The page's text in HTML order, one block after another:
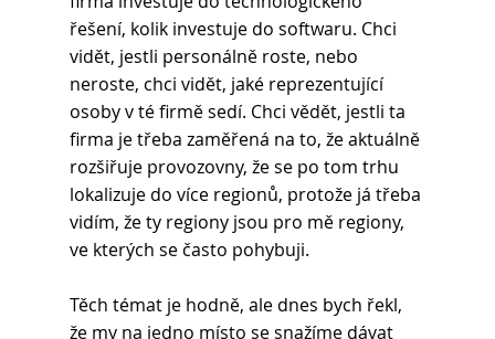
řešení, kolik investuje do softwaru. Chci
vidět, jestli personálně roste, nebo
neroste, chci vidět, jaké reprezentující
osoby v té firmě sedí. Chci vědět, jestli ta
firma je třeba zaměřená na to, že aktuálně
rozšiřuje provozovny, že se po tom trhu
lokalizuje do více regionů, protože já třeba
vidím, že ty regiony jsou pro mě regiony,
ve kterých se často pohybuji.
Těch témat je hodně, ale dnes bych řekl,
že my na jedno místo se snažíme dávat